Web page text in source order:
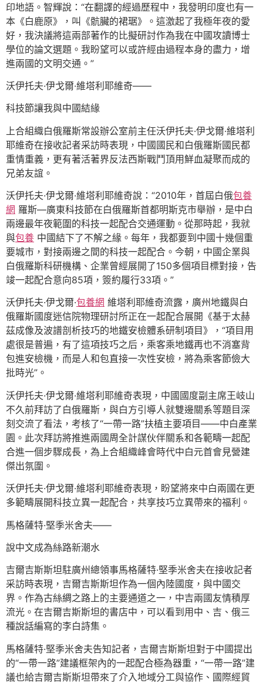
印地語。智輝說：“在翻譯的經過歷程中，我發明印度也有一
本《白鹿原》，叫《骯臟的裙琚》。這激起了我極年夜的愛
好，我決議將這兩部著作的比擬研討作為我在中國攻讀博士
學位的論文選題。我盼望可以或許經由過程本身的盡力，增
進兩國的文明交通。”
沃伊托夫·伊戈爾·維塔利耶維奇——
科技節讓我與中國結緣
上合組織白俄羅斯常設辦公室前主任沃伊托夫·伊戈爾·維塔利
耶維奇在接收記者采訪時表現，中國國民和白俄羅斯國民都
重情重義，更有著活著界反法西斯戰鬥頂用鮮血凝聚而成的
兄弟友誼。
沃伊托夫·伊戈爾·維塔利耶維奇說：“2010年，首屆白俄包養
網 羅斯—廣東科技節在白俄羅斯首都明斯克市舉辦，是中白
兩邊最年夜範圍的科技一起配合交通運動。從那時起，我就
與包養 中國結下了不解之緣。每年，我都要到中國十幾個重
要城市，對接兩邊之間的科技一起配合。今朝，中國企業與
白俄羅斯科研機構、企業曾經展開了150多個項目標對接，告
竣一起配合意向85項，簽約履行33項。”
沃伊托夫·伊戈爾·包養網 維塔利耶維奇流露，廣州地鐵與白
俄羅斯國度迷信院物理研討所正在一起配合展開《基于太赫
茲成像及波譜剖析技巧的地鐵安檢體系研制項目》，“項目用
處很是普遍，有了這項技巧之后，乘客乘地鐵再也不消塞背
包進安檢機，而是人和包直接一次性安檢，將為乘客節儉大
批時光”。
沃伊托夫·伊戈爾·維塔利耶維奇表現，中國國度副主席王岐山
不久前拜訪了白俄羅斯，與白方引導人就雙邊關系等題目深
刻交流了看法，考核了“一帶一路”扶植主要項目——中白產業
園。此次拜訪將推進兩國周全計謀伙伴關系和各範疇一起配
合進一個步驟成長，為上合組織峰會時代中白元首會見營建
傑出氛圍。
沃伊托夫·伊戈爾·維塔利耶維奇表現，盼望將來中白兩國在更
多範疇展開科技立異一起配合，共享技巧立異帶來的福利。
馬格薩特·堅季米舍夫——
說中文成為絲路新潮水
吉爾吉斯斯坦駐廣州總領事馬格薩特·堅季米舍夫在接收記者
采訪時表現，吉爾吉斯斯坦作為一個內陸國度，與中國交
界。作為古絲綢之路上的主要通道之一，中吉兩國友情積厚
流光。在吉爾吉斯斯坦的書店中，可以看到用中、吉、俄三
種說話編寫的李白詩集。
馬格薩特·堅季米舍夫告知記者，吉爾吉斯斯坦對于中國提出
的“一帶一路”建議框架內的一起配合極為器重，“一帶一路”建
議也給吉爾吉斯斯坦帶來了介入地域分工與協作、國際經貿